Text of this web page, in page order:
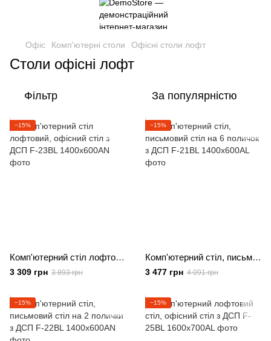
Офіс Комп'ютерні столи Офісні столи лофт
Столи офісні лофт
Фільтр За популярністю
−15%
Комп'ютерний стіл лофтовий, офісний стіл з ДСП
3 309 грн 3 893 грн
−15%
Комп'ютерний стіл, письмовий стіл на 6 поличок з ДСП
3 477 грн 4 091 грн
−15% −15%